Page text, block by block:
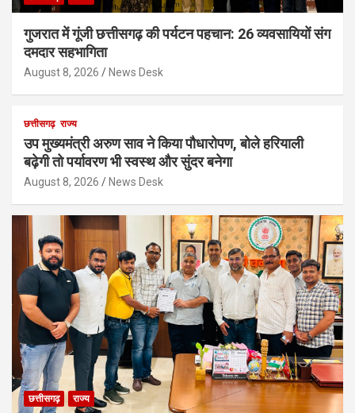
गुजरात में गूंजी छत्तीसगढ़ की पर्यटन पहचान: 26 व्यवसायियों संग
दमदार सहभागिता
August 8, 2026 News Desk
छत्तीसगढ़ राज्य
उप मुख्यमंत्री अरुण साव ने किया पौधारोपण, बोले हरियाली
बढ़ेगी तो पर्यावरण भी स्वस्थ और सुंदर बनेगा
August 8, 2026 News Desk
छत्तीसगढ़ राज्य